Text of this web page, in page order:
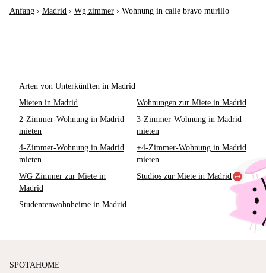
Anfang › Madrid › Wg zimmer › Wohnung in calle bravo murillo
Arten von Unterkünften in Madrid
Mieten in Madrid
Wohnungen zur Miete in Madrid
2-Zimmer-Wohnung in Madrid
mieten
3-Zimmer-Wohnung in Madrid
mieten
4-Zimmer-Wohnung in Madrid
mieten
+4-Zimmer-Wohnung in Madrid
mieten
WG Zimmer zur Miete in
Madrid
Studios zur Miete in Madrid
Studentenwohnheime in Madrid
SPOTAHOME